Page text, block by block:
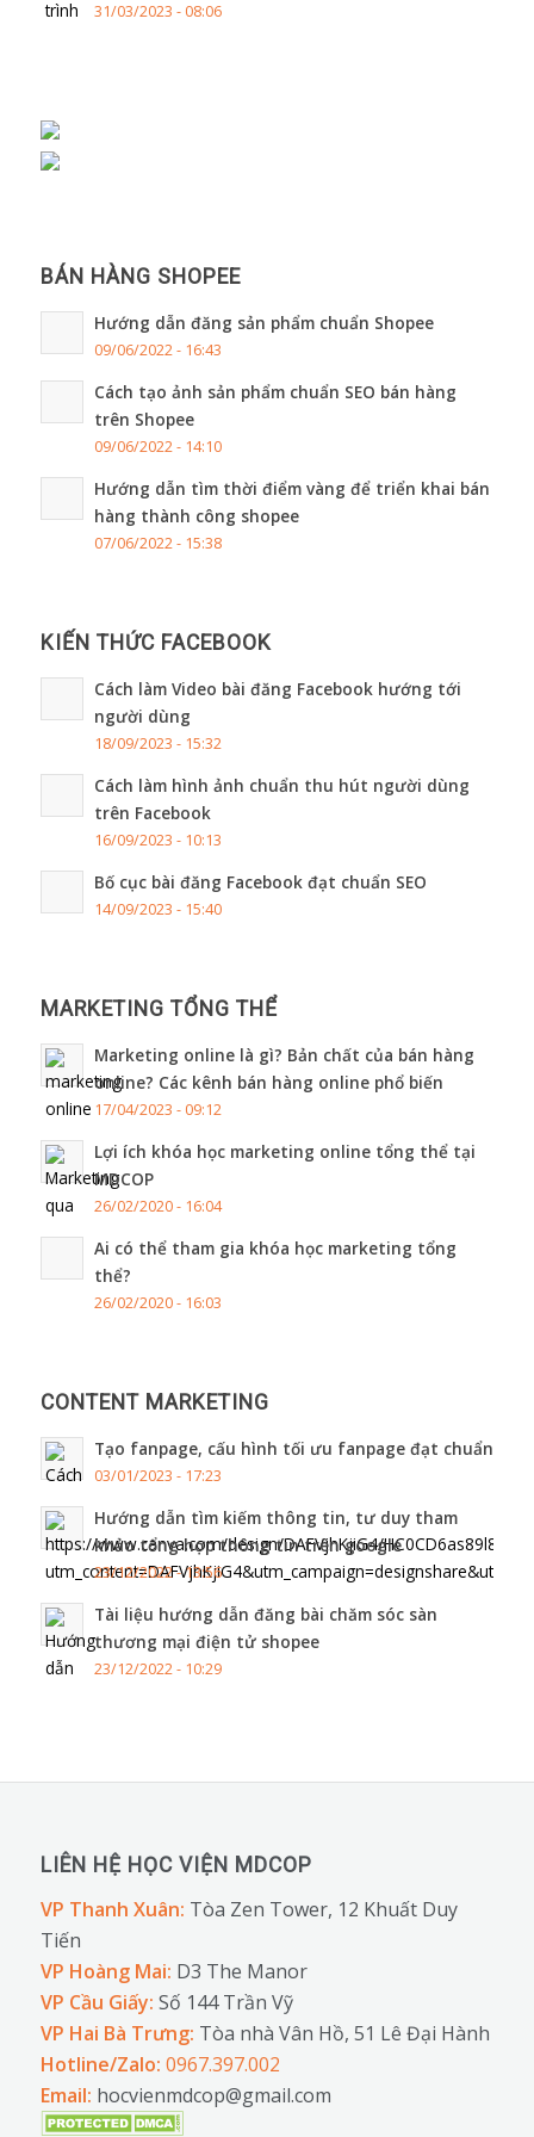
31/03/2023 - 08:06
BÁN HÀNG SHOPEE
Hướng dẫn đăng sản phẩm chuẩn Shopee
09/06/2022 - 16:43
Cách tạo ảnh sản phẩm chuẩn SEO bán hàng
trên Shopee
09/06/2022 - 14:10
Hướng dẫn tìm thời điểm vàng để triển khai bán
hàng thành công shopee
07/06/2022 - 15:38
KIẾN THỨC FACEBOOK
Cách làm Video bài đăng Facebook hướng tới
người dùng
18/09/2023 - 15:32
Cách làm hình ảnh chuẩn thu hút người dùng
trên Facebook
16/09/2023 - 10:13
Bố cục bài đăng Facebook đạt chuẩn SEO
14/09/2023 - 15:40
MARKETING TỔNG THỂ
Marketing online là gì? Bản chất của bán hàng
online? Các kênh bán hàng online phổ biến
17/04/2023 - 09:12
Lợi ích khóa học marketing online tổng thể tại
MDCOP
26/02/2020 - 16:04
Ai có thể tham gia khóa học marketing tổng
thể?
26/02/2020 - 16:03
CONTENT MARKETING
Tạo fanpage, cấu hình tối ưu fanpage đạt chuẩn
03/01/2023 - 17:23
Hướng dẫn tìm kiếm thông tin, tư duy tham
khảo tổng hợp thông tin trên google
23/12/2022 - 13:56
Tài liệu hướng dẫn đăng bài chăm sóc sàn
thương mại điện tử shopee
23/12/2022 - 10:29
LIÊN HỆ HỌC VIỆN MDCOP
VP Thanh Xuân: Tòa Zen Tower, 12 Khuất Duy
Tiến
VP Hoàng Mai: D3 The Manor
VP Cầu Giấy: Số 144 Trần Vỹ
VP Hai Bà Trưng: Tòa nhà Vân Hồ, 51 Lê Đại Hành
Hotline/Zalo: 0967.397.002
Email: hocvienmdcop@gmail.com